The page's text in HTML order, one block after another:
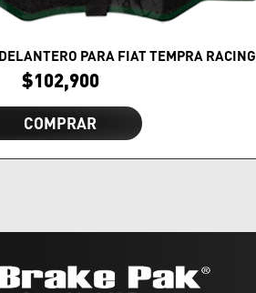
PARA FIAT TEMPRA RACING
$102,900
COMPRAR